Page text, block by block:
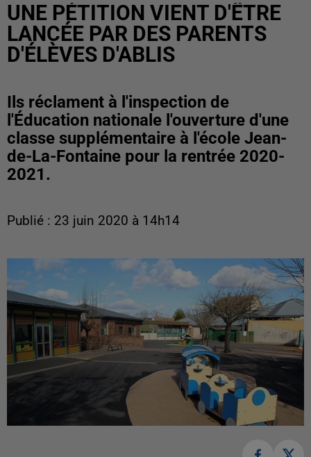
UNE PÉTITION VIENT D'ÊTRE
LANCÉE PAR DES PARENTS
D'ÉLÈVES D'ABLIS
Ils réclament à l'inspection de
l'Éducation nationale l'ouverture d'une
classe supplémentaire à l'école Jean-
de-La-Fontaine pour la rentrée 2020-
2021.
Publié : 23 juin 2020 à 14h14